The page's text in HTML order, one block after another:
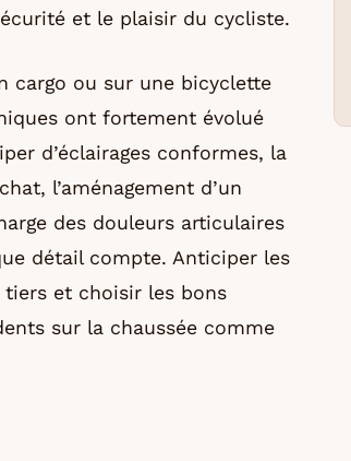
et le plaisir du cycliste.
cargo ou sur une bicyclette
ont fortement évolué
d’éclairages conformes, la
l’aménagement d’un
des douleurs articulaires
détail compte. Anticiper les
et choisir les bons
sur la chaussée comme